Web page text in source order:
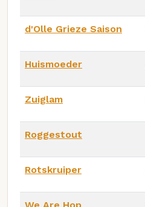
d'Olle Grieze Saison
Huismoeder
Zuiglam
Roggestout
Rotskruiper